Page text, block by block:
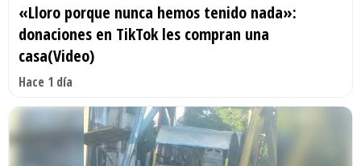
«Lloro porque nunca hemos tenido nada»:
donaciones en TikTok les compran una
casa(Video)
Hace 1 día